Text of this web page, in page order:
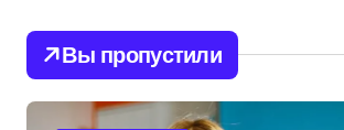
Вы пропустили